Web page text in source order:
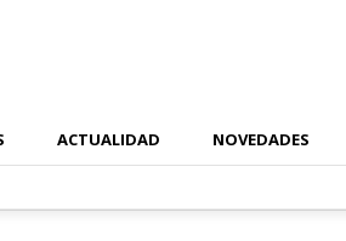
ACTUALIDAD NOVEDADES